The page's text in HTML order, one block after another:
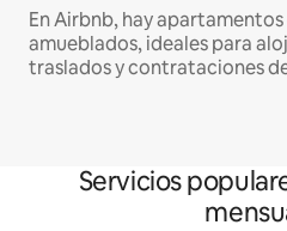
En Airbnb, hay
amueblados, ideales para
traslados y contrataciones
Servicios